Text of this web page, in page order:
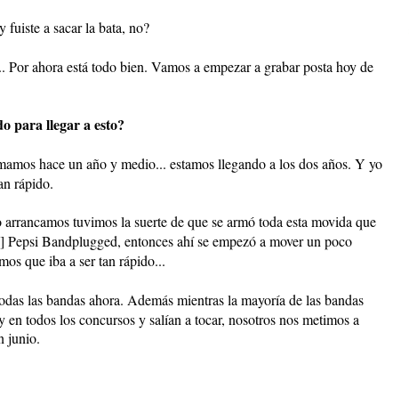
fuiste a sacar la bata, no?
ahora está todo bien. Vamos a empezar a grabar posta hoy de
para llegar a esto?
hace un año y medio... estamos llegando a los dos años. Y yo
rápido.
tuvimos la suerte de que se armó toda esta movida que
Bandplugged, entonces ahí se empezó a mover un poco
que iba a ser tan rápido...
las bandas ahora. Además mientras la mayoría de las bandas
todos los concursos y salían a tocar, nosotros nos metimos a
junio.